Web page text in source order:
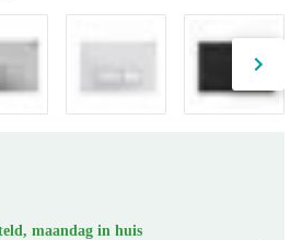
maandag in huis